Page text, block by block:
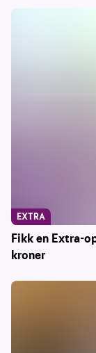
Fikk en Extra-
kroner
EXTRA